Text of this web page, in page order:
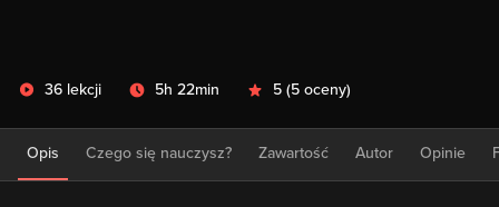
36 lekcji 5h 22min 5 (5 oceny)
Opis Czego się nauczysz? Zawartość Autor Opinie